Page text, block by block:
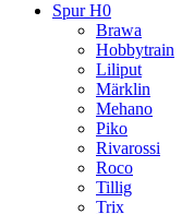
Spur H0
Brawa
Hobbytrain
Liliput
Märklin
Mehano
Piko
Rivarossi
Roco
Tillig
Trix